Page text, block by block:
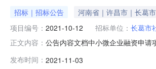
招标｜招标公告 河南省｜许昌市｜长葛市
项目编号： 2021-10-12 招标单位： 长葛市
正文内容： 公告内容文档中小微企业融资申
项目名称：长葛市社区事务服务
发布时间： 2021-11-03